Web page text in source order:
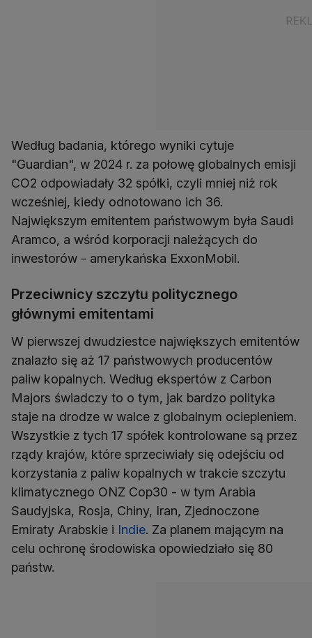
Według badania, którego wyniki cytuje
"Guardian", w 2024 r. za połowę globalnych emisji
CO2 odpowiadały 32 spółki, czyli mniej niż rok
wcześniej, kiedy odnotowano ich 36.
Największym emitentem państwowym była Saudi
Aramco, a wśród korporacji należących do
inwestorów - amerykańska ExxonMobil.
Przeciwnicy szczytu politycznego
głównymi emitentami
W pierwszej dwudziestce największych emitentów
znalazło się aż 17 państwowych producentów
paliw kopalnych. Według ekspertów z Carbon
Majors świadczy to o tym, jak bardzo polityka
staje na drodze w walce z globalnym ociepleniem.
Wszystkie z tych 17 spółek kontrolowane są przez
rządy krajów, które sprzeciwiały się odejściu od
korzystania z paliw kopalnych w trakcie szczytu
klimatycznego ONZ Cop30 - w tym Arabia
Saudyjska, Rosja, Chiny, Iran, Zjednoczone
Emiraty Arabskie i Indie. Za planem mającym na
celu ochronę środowiska opowiedziało się 80
państw.